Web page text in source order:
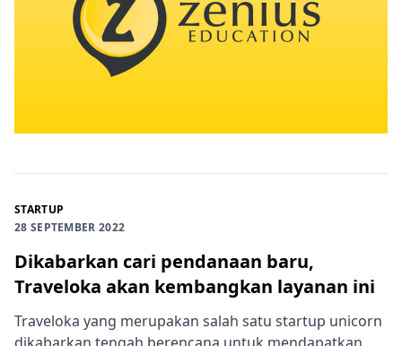
STARTUP
28 SEPTEMBER 2022
Dikabarkan cari pendanaan baru,
Traveloka akan kembangkan layanan ini
Traveloka yang merupakan salah satu startup unicorn